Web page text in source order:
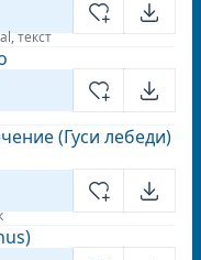
текст
(Гуси лебеди)